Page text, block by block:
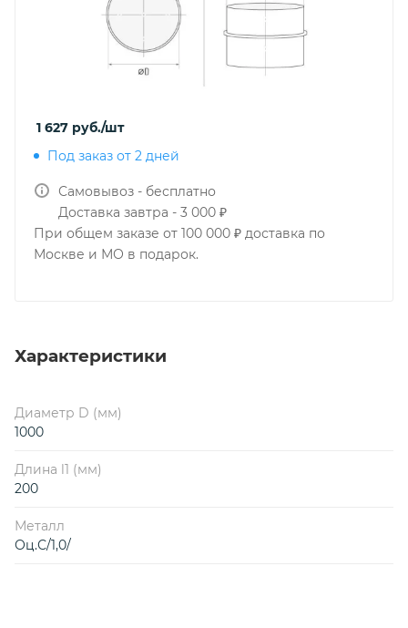
1 627 руб./шт
Под заказ от 2 дней
Самовывоз - бесплатно
Доставка завтра - 3 000 ₽
При общем заказе от 100 000 ₽ доставка по
Москве и МО в подарок.
Характеристики
Диаметр D (мм)
1000
Длина l1 (мм)
200
Металл
Оц.С/1,0/